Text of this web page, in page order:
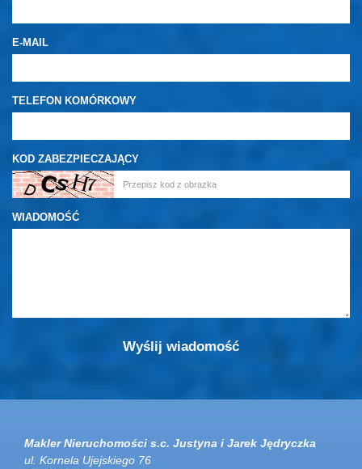
E-MAIL
TELEFON KOMÓRKOWY
KOD ZABEZPIECZAJĄCY
WIADOMOŚĆ
Makler Nieruchomości s.c. Justyna i Jarek Jędryczka
ul. Kornela Ujejskiego 76